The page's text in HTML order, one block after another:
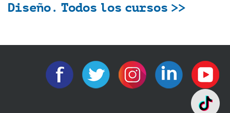
Diseño. Todos los cursos >>